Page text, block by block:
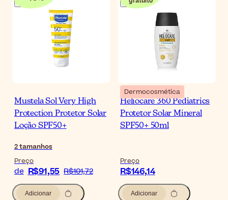
Mustela Sol Very High
Protection Protetor Solar
Loção SPF50+
2tamanhos
Preço
de R$91,55 R$101,72
Adicionar
Dermocosmética
Heliocare 360 Pediatrics
Protetor Solar Mineral
SPF50+ 50ml
Preço
R$146,14
Adicionar